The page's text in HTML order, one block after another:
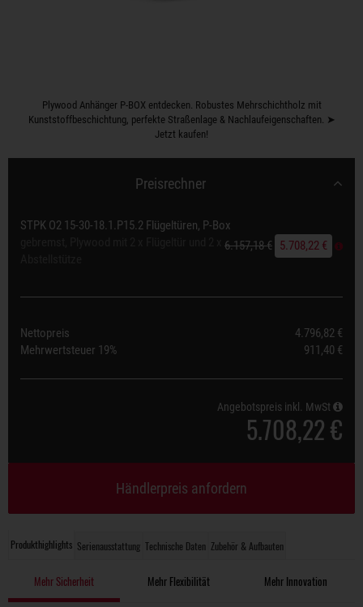
Plywood Anhänger P-BOX entdecken. Robustes Mehrschichtholz mit
Kunststoffbeschichtung, perfekte Straßenlage & Nachlaufeigenschaften. ➤
Jetzt kaufen!
Produkthighlights Serienausstattung Technische Daten Zubehör & Aufbauten
Mehr Sicherheit Mehr Flexibilität Mehr Innovation
Preisrechner
STPK O2 15-30-18.1.P15.2 Flügeltüren, P-Box
6.157,18 € 5.708,22 €
Nettopreis
4.796,82 €
Mehrwertsteuer 19% 911,40 €
Angebotspreis inkl. MwSt
5.708,22 €
Händlerpreis anfordern